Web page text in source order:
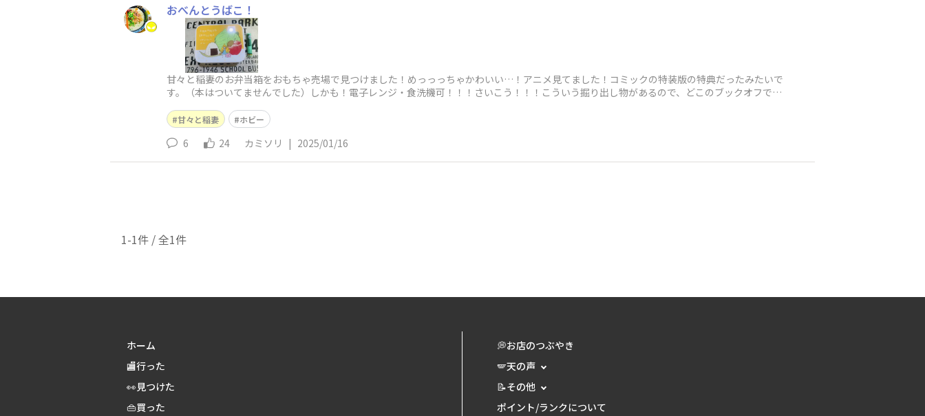
おべんとうばこ！
甘々と稲妻のお弁当箱をおもちゃ売場で見つけました！めっっっちゃかわいい…！アニメ見てました！コミックの特装版の特典だったみたいで
す。（本はついてませんでした）しかも！電子レンジ・食洗機可！！！さいこう！！！こういう掘り出し物があるので、どこのブックオフでも
甘々と稲妻 ホビー
6 24 カミソリ | 2025/01/16
1-1件 / 全1件
ホーム
🏬行った
👀見つけた
👜買った
💭お店のつぶやき
🪽天の声
📝その他
ポイント/ランクについて